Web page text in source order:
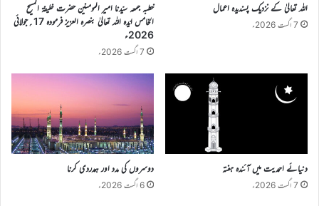
اللہ تعالیٰ کے نزدیک پسندیدہ اعمال
7 اگست 2026ء
خطبہ جمعہ سیّدنا امیر المومنین حضرت خلیفۃ المسیح
الخامس ایّدہ اللہ تعالیٰ بنصرہ العزیز فرمودہ 17؍جولائی
2026ء
7 اگست 2026ء
دنیائے احمدیت میں آئندہ ہفتہ
7 اگست 2026ء
دوسروں کی مدد اور ہمدردی کرنا
6 اگست 2026ء